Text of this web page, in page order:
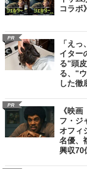
コラボ》
PR
「え
イター
る“頭
る、“
した徹
PR
《映
フ・ジ
オフィ
名優、
興収70